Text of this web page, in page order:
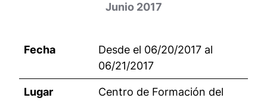
Junio 2017
Fecha
Desde el 06/20/2017 al
06/21/2017
Lugar
Centro de Formación del